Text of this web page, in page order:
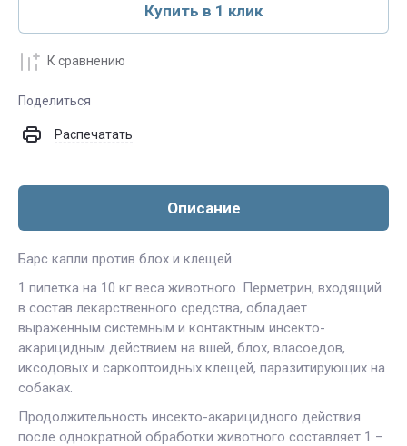
Купить в 1 клик
К сравнению
Поделиться
Распечатать
Описание
Барс капли против блох и клещей
1 пипетка на 10 кг веса животного. Перметрин, входящий
в состав лекарственного средства, обладает
выраженным системным и контактным инсекто-
акарицидным действием на вшей, блох, власоедов,
иксодовых и саркоптоидных клещей, паразитирующих на
собаках.
Продолжительность инсекто-акарицидного действия
после однократной обработки животного составляет 1 –